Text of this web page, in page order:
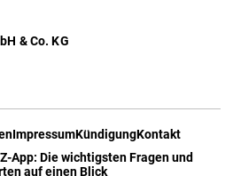
& Co. KG
ImpressumKündigungKontakt
App: Die wichtigsten Fragen und
auf einen Blick